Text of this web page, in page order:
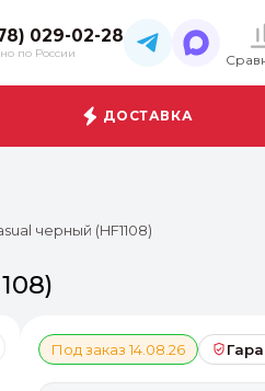
029-02-28
по России
ДОСТАВКА
черный (HF1108)
Под заказ 14.08.26